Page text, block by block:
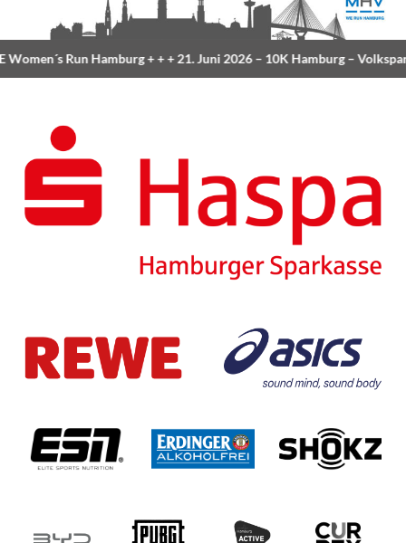
Run Hamburg+ + +21. Juni 2026 –10K Hamburg–